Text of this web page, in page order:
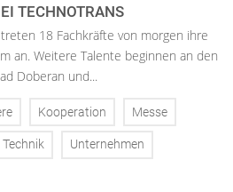
TECHNOTRANS
18 Fachkräfte von morgen ihre
an. Weitere Talente beginnen an den
Doberan und...
Kooperation Messe
Technik Unternehmen